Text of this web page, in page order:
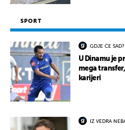
SPORT
GDJE ĆE SAD?
U Dinamu je
mega
karijeri
IZ VEDRA